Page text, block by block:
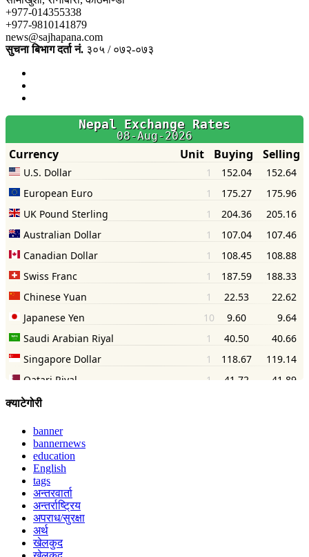
+977-014355338
+977-9810141879
news@sajhapana.com
सुचना बिभाग दर्ता नं. ३०५ / ०७२-०७३
क्याटेगोरी
banner
bannernews
education
English
tags
अन्तरवार्ता
अन्तर्राष्ट्रिय
अपराध/सुरक्षा
अर्थ
खेलकुद